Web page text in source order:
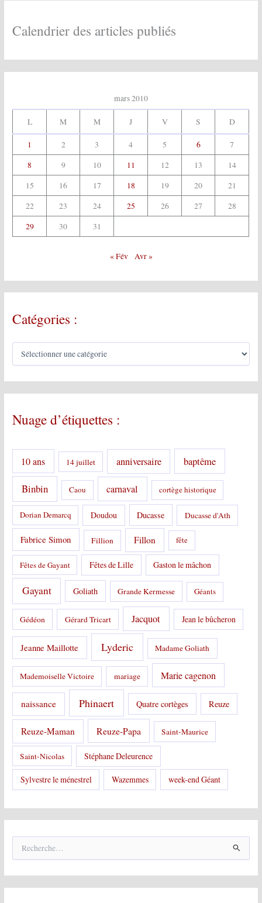
e
s
Calendrier des articles publiés
mars 2010
L M M J V S D
1 2 3 4 5 6
7
8
9 10 11 12 13
14
15
16 17 18 19 20
21
22
23 24 25 26 27
28
29
30 31
« Fév Avr »
Catégories :
C
é
g
r
s
Nuage d’étiquettes :
10 ans 14 juillet anniversaire baptême
Binbin Caou carnaval cortège historique
Dorian Demarcq Doudou Ducasse Ducasse d'Ath
Fabrice Simon Fillion Fillon fête
Fêtes de Gayant Fêtes de Lille Gaston le mâchon
Gayant Goliath Grande Kermesse Géants
Gédéon Gérard Tricart Jacquot Jean le bûcheron
Jeanne Maillotte Lyderic Madame Goliath
Mademoiselle Victoire mariage Marie cagenon
naissance Phinaert Quatre cortèges Reuze
Reuze-Maman Reuze-Papa Saint-Maurice
Saint-Nicolas Stéphane Deleurence
Sylvestre le ménestrel Wazemmes week-end Géant
h
e